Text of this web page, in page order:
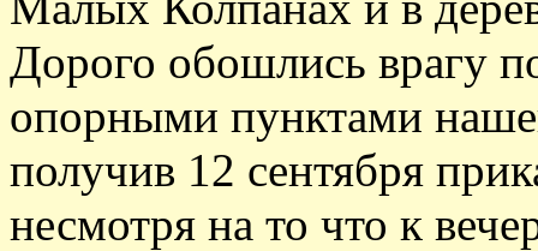
Дорого обошлись врагу
опорными пунктами
получив 12 сентября
несмотря на то что к